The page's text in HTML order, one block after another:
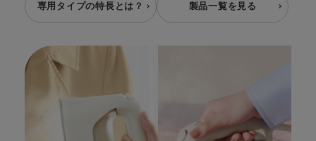
専用タイプの特長とは？ 製品一覧を見る